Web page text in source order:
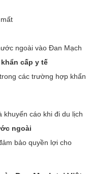
ngoài vào Đan Mạch
cấp y tế
các trường hợp khẩn
khuyến cáo khi đi du lịch
ngoài
bảo quyền lợi cho